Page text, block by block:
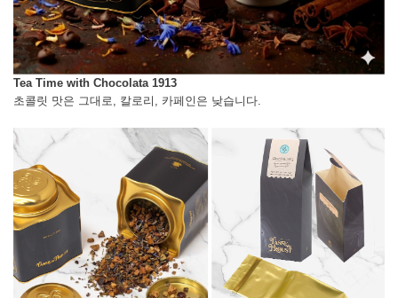
Tea Time with Chocolata 1913
초콜릿 맛은 그대로, 칼로리, 카페인은 낮습니다.